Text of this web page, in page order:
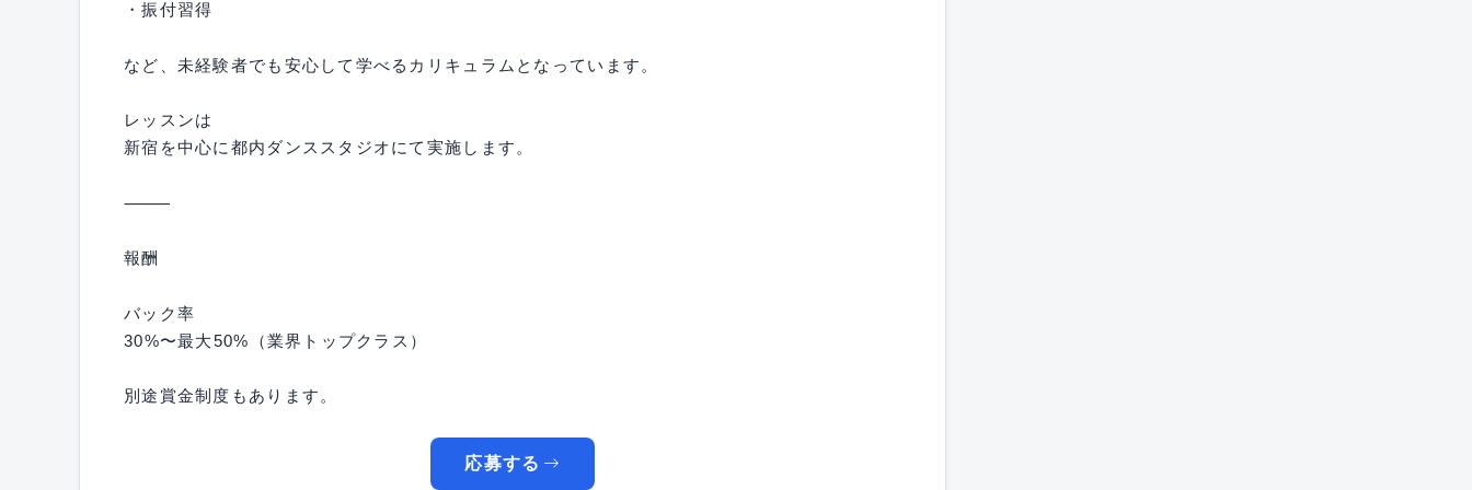
・振付習得
など、未経験者でも安心して学べるカリキュラムとなっています。
レッスンは
新宿を中心に都内ダンススタジオにて実施します。
⸻
報酬
バック率
30%〜最大50%（業界トップクラス）
別途賞金制度もあります。
応募する